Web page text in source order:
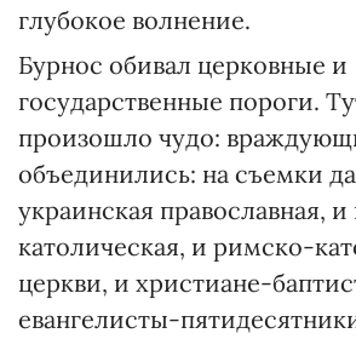
глубокое волнение.
Бурнос обивал церковные и
государственные пороги.
произошло чудо:
объединились: на съемки
украинская православная, и
католическая, и римско-
церкви, и христиане-
евангелисты-